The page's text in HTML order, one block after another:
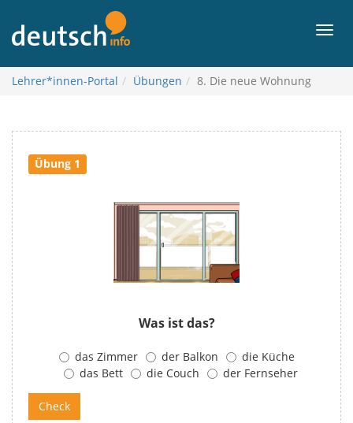
contents
Lehrer*innen-Portal Übungen 8. Die neue Wohnung
Übung 1
Was ist das?
das Zimmer der Balkon
die Küche
das Bett
die Couch der Fernseher